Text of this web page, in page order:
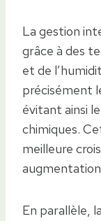
La gestion
grâce à des
et de
précisément
évitant ainsi
chimiques.
meilleure
augmentation
En parallèle,